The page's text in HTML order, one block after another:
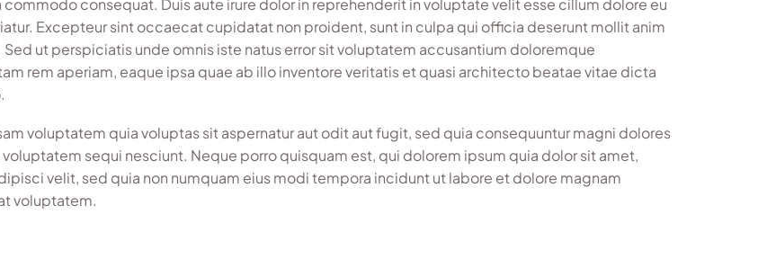
commodo consequat. Duis aute irure dolor in reprehenderit in voluptate velit esse cillum dolore eu
Excepteur sint occaecat cupidatat non proident, sunt in culpa qui officia deserunt mollit anim
Sed ut perspiciatis unde omnis iste natus error sit voluptatem accusantium doloremque
rem aperiam, eaque ipsa quae ab illo inventore veritatis et quasi architecto beatae vitae dicta
voluptatem quia voluptas sit aspernatur aut odit aut fugit, sed quia consequuntur magni dolores
voluptatem sequi nesciunt. Neque porro quisquam est, qui dolorem ipsum quia dolor sit amet,
velit, sed quia non numquam eius modi tempora incidunt ut labore et dolore magnam
voluptatem.